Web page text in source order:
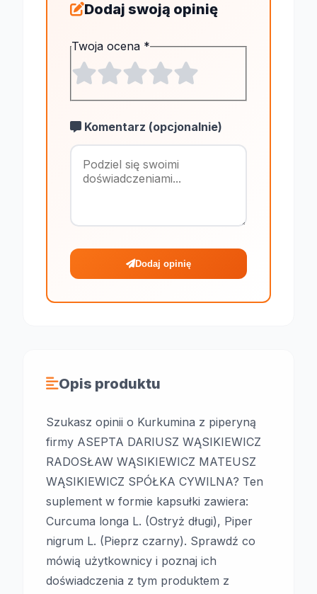
Dodaj swoją opinię
Twoja ocena *
Komentarz (opcjonalnie)
Maksymalnie
Dodaj opinię
Opis produktu
Szukasz opinii o Kurkumina z piperyną
firmy ASEPTA DARIUSZ WĄSIKIEWICZ
RADOSŁAW WĄSIKIEWICZ MATEUSZ
WĄSIKIEWICZ SPÓŁKA CYWILNA? Ten
suplement w formie kapsułki zawiera:
Curcuma longa L. (Ostryż długi), Piper
nigrum L. (Pieprz czarny). Sprawdź co
mówią użytkownicy i poznaj ich
doświadczenia z tym produktem z